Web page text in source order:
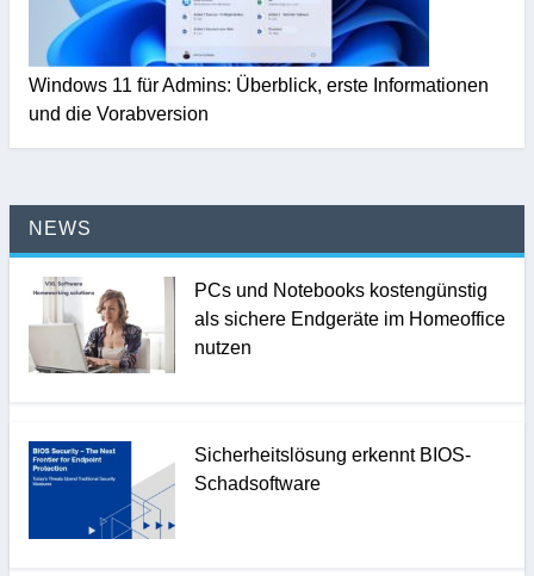
Windows 11 für Admins: Überblick, erste Informationen
und die Vorabversion
NEWS
PCs und Notebooks kostengünstig
als sichere Endgeräte im Homeoffice
nutzen
Sicherheitslösung erkennt BIOS-
Schadsoftware